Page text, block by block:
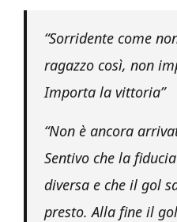
“Sorridente come
ragazzo così, non
Importa la vittoria”
“Non è ancora
Sentivo che la
diversa e che il gol
presto. Alla fine il